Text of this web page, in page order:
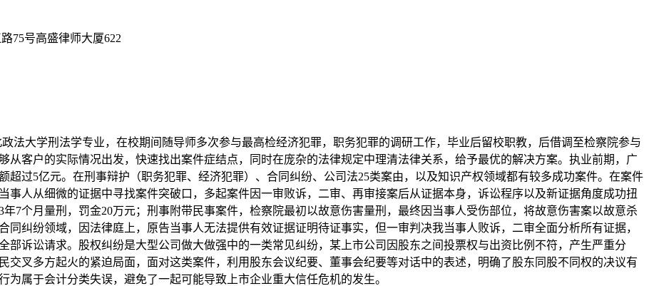
75号高盛律师大厦622
法大学刑法学专业，在校期间随导师多次参与最高检经济犯罪，职务犯罪的调研工作，毕业后留校职教，后借调至检察院参与
从客户的实际情况出发，快速找出案件症结点，同时在庞杂的法律规定中理清法律关系，给予最优的解决方案。执业前期，广
超过5亿元。在刑事辩护（职务犯罪、经济犯罪）、合同纠纷、公司法25类案由，以及知识产权领域都有较多成功案件。在案件
事人从细微的证据中寻找案件突破口，多起案件因一审败诉，二审、再审接案后从证据本身，诉讼程序以及新证据角度成功扭
7个月量刑，罚金20万元；刑事附带民事案件，检察院最初以故意伤害量刑，最终因当事人受伤部位，将故意伤害案以故意杀
同纠纷领域，因法律庭上，原告当事人无法提供有效证据证明待证事实，但一审判决我当事人败诉，二审全面分析所有证据，
部诉讼请求。股权纠纷是大型公司做大做强中的一类常见纠纷，某上市公司因股东之间投票权与出资比例不符，产生严重分
交叉多方起火的紧迫局面，面对这类案件，利用股东会议纪要、董事会纪要等对话中的表述，明确了股东同股不同权的决议有
属于会计分类失误，避免了一起可能导致上市企业重大信任危机的发生。